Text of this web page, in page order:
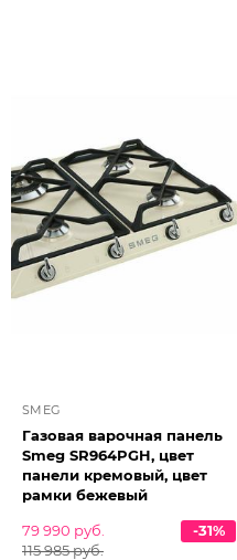
SMEG
Газовая варочная панель
Smeg SR964PGH, цвет
панели кремовый, цвет
рамки бежевый
79 990 руб.
115 985 руб.
-31%